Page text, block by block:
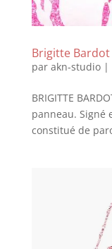
Brigitte Bardot
par akn-studio|
BRIGITTE
panneau. Signé
constitué de